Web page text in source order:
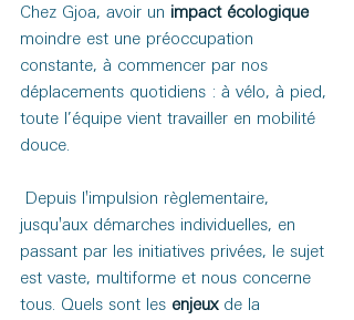
Chez Gjoa, avoir un impact écologique
moindre est une préoccupation
constante, à commencer par nos
déplacements quotidiens : à vélo, à pied,
toute l’équipe vient travailler en mobilité
douce.
jusqu'aux démarches individuelles, en
passant par les initiatives privées, le sujet
est vaste, multiforme et nous concerne
tous. Quels sont les enjeux de la